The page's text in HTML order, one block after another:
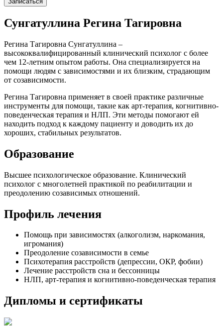
Сунгатуллина Регина Тагировна
Регина Тагировна Сунгатуллина –
высококвалифицированный клинический психолог с более
чем 12-летним опытом работы. Она специализируется на
помощи людям с зависимостями и их близким, страдающим
от созависимости.
Регина Тагировна применяет в своей практике различные
инструменты для помощи, такие как арт-терапия, когнитивно-
поведенческая терапия и НЛП. Эти методы помогают ей
находить подход к каждому пациенту и доводить их до
хороших, стабильных результатов.
Образование
Высшее психологическое образование. Клинический
психолог с многолетней практикой по реабилитации и
преодолению созависимых отношений.
Профиль лечения
Помощь при зависимостях (алкоголизм, наркомания,
игромания)
Преодоление созависимости в семье
Психотерапия расстройств (депрессии, ОКР, фобии)
Лечение расстройств сна и бессонницы
НЛП, арт-терапия и когнитивно-поведенческая терапия
Дипломы и сертификаты